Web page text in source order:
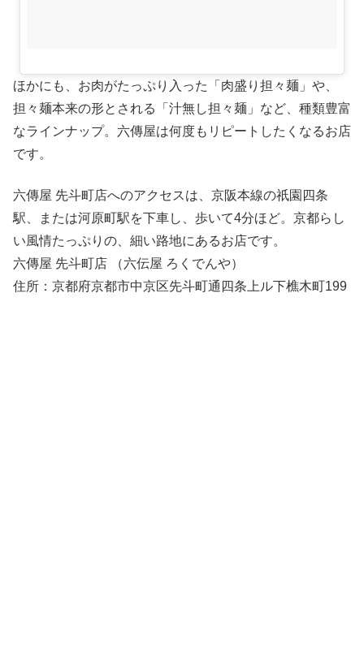
ほかにも、お肉がたっぷり入った「肉盛り担々麺」や、
担々麺本来の形とされる「汁無し担々麺」など、種類豊富
なラインナップ。六傳屋は何度もリピートしたくなるお店
です。
六傳屋 先斗町店へのアクセスは、京阪本線の祇園四条
駅、または河原町駅を下車し、歩いて4分ほど。京都らし
い風情たっぷりの、細い路地にあるお店です。
六傳屋 先斗町店 （六伝屋 ろくでんや）
住所：京都府京都市中京区先斗町通四条上ル下樵木町199